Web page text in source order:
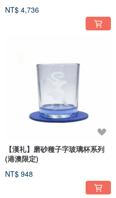
NT$ 4,736
【漢礼】磨砂種子字玻璃杯系列
(港澳限定)
NT$ 948